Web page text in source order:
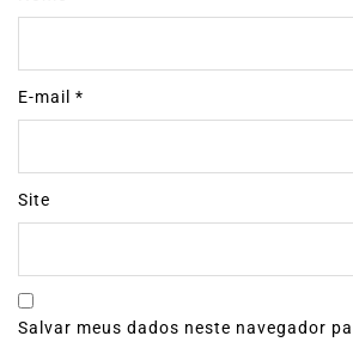
E-mail *
Site
Salvar meus dados neste navegador